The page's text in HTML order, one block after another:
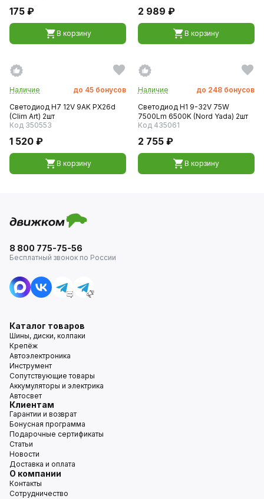
175 ₽
В корзину
2 989 ₽
В корзину
Наличие до 45 бонусов
Светодиод H7 12V 9AK PX26d
(Clim Art) 2шт
Код 350553
1 520 ₽
В корзину
Наличие до 248 бонусов
Светодиод H1 9-32V 75W
7500Lm 6500K (Nord Yada) 2шт
Код 435061
2 755 ₽
В корзину
8 800 775-75-56
Бесплатный звонок по России
Каталог товаров
Шины, диски, колпаки
Крепёж
Автоэлектроника
Инструмент
Сопутствующие товары
Аккумуляторы и электрика
Автосвет
Клиентам
Гарантии и возврат
Бонусная программа
Подарочные сертификаты
Статьи
Новости
Доставка и оплата
О компании
Контакты
Сотрудничество